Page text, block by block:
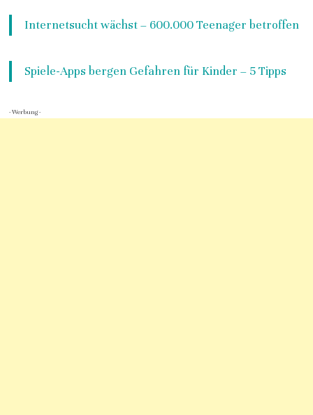
Internetsucht wächst – 600.000 Teenager betroffen
Spiele-Apps bergen Gefahren für Kinder – 5 Tipps
- Werbung -